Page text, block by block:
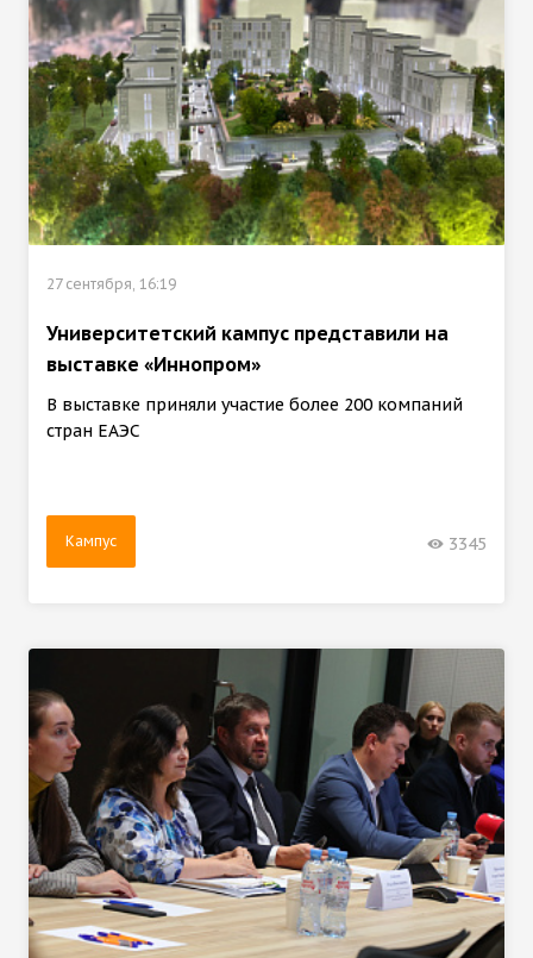
27 сентября, 16:19
Университетский кампус представили на
выставке «Иннопром»
В выставке приняли участие более 200 компаний
стран ЕАЭС
Кампус 3345